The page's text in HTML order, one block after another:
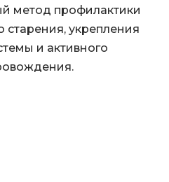
метод профилактики
укрепления
и активного